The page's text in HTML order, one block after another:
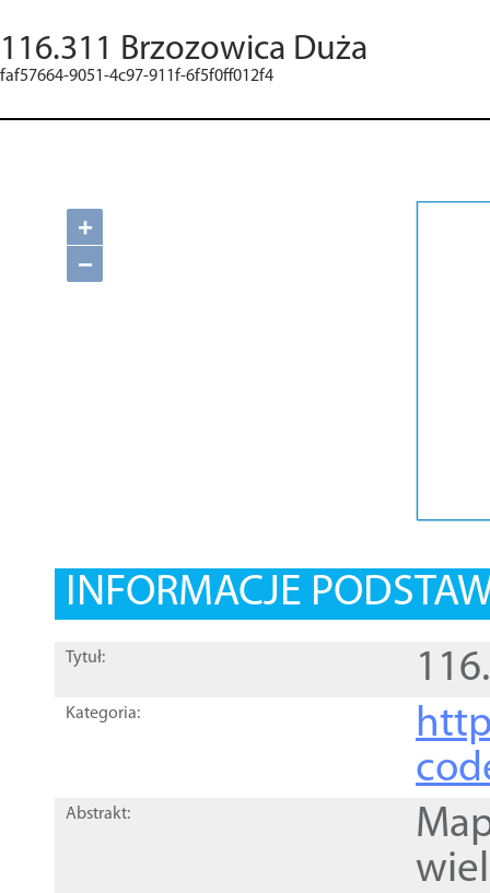
116.311 Brzozowica Duża
faf57664-9051-4c97-911f-6f5f0ff012f4
+
−
INFORMACJE
Tytuł:
Kategoria:
Abstrakt: